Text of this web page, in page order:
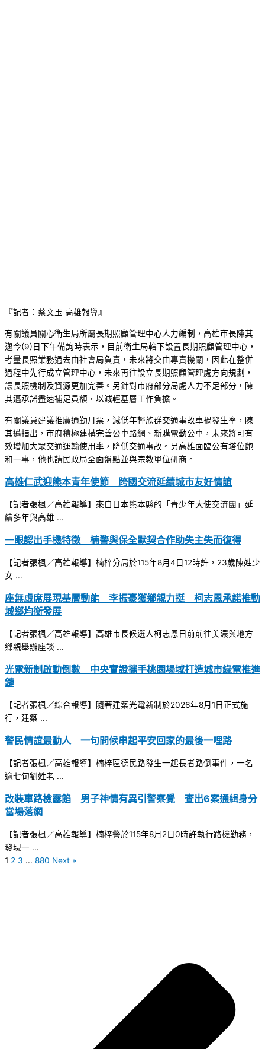
『記者：蔡文玉 高雄報導』
有關議員關心衛生局所屬長期照顧管理中心人力編制，高雄市長陳其
邁今(9)日下午備詢時表示，目前衛生局轄下設置長期照顧管理中心，
考量長照業務過去由社會局負責，未來將交由專責機關，因此在整併
過程中先行成立管理中心，未來再往設立長期照顧管理處方向規劃，
讓長照機制及資源更加完善。另針對市府部分局處人力不足部分，陳
其邁承諾盡速補足員額，以減輕基層工作負擔。
有關議員建議推廣通勤月票，減低年輕族群交通事故車禍發生率，陳
其邁指出，市府積極建構完善公車路網、新購電動公車，未來將可有
效增加大眾交通運輸使用率，降低交通事故。另高雄面臨公有塔位飽
和一事，他也請民政局全面盤點並與宗教單位研商。
高雄仁武迎熊本青年使節 跨國交流延續城市友好情誼
【記者張楓／高雄報導】來自日本熊本縣的「青少年大使交流團」延
續多年與高雄 ...
一眼認出手機特徵 楠警與保全默契合作助失主失而復得
【記者張楓／高雄報導】楠梓分局於115年8月4日12時許，23歲陳姓少
女 ...
座無虛席展現基層動能 李振豪獲鄉親力挺 柯志恩承諾推動
城鄉均衡發展
【記者張楓／高雄報導】高雄市長候選人柯志恩日前前往美濃與地方
鄉親舉辦座談 ...
光電新制啟動倒數 中央實證攜手桃園場域打造城市綠電推進
鏈
【記者張楓／綜合報導】隨著建築光電新制於2026年8月1日正式施
行，建築 ...
警民情誼最動人 一句問候串起平安回家的最後一哩路
【記者張楓／高雄報導】楠梓區德民路發生一起長者路倒事件，一名
逾七旬劉姓老 ...
改裝車路檢露餡 男子神情有異引警察覺 查出6案通緝身分
當場落網
【記者張楓／高雄報導】楠梓警於115年8月2日0時許執行路檢勤務，
發現一 ...
1 2 3 ... 880 Next »